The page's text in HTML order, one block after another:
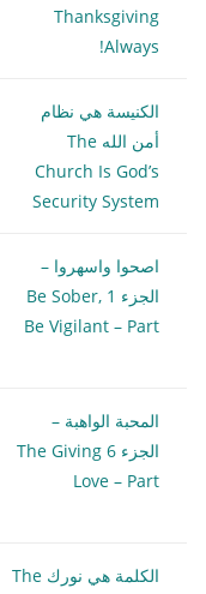
Thanksgiving
Always!
الكنيسة هي نظام
أمن الله The
Church Is God’s
Security System
اصحوا واسهروا –
الجزء 1 Be Sober,
Be Vigilant – Part
المحبة الواهبة –
الجزء 6 The Giving
Love – Part
الكلمة هي نورك The